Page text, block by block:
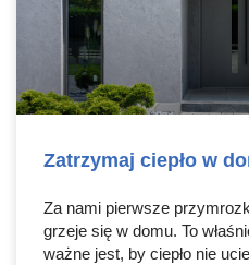
Zatrzymaj ciepło w
Za nami pierwsze
grzeje się w domu. To
ważne jest, by ciepło nie